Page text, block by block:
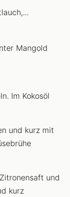
Mangold
Im Kokosöl
und kurz mit
und
kurz